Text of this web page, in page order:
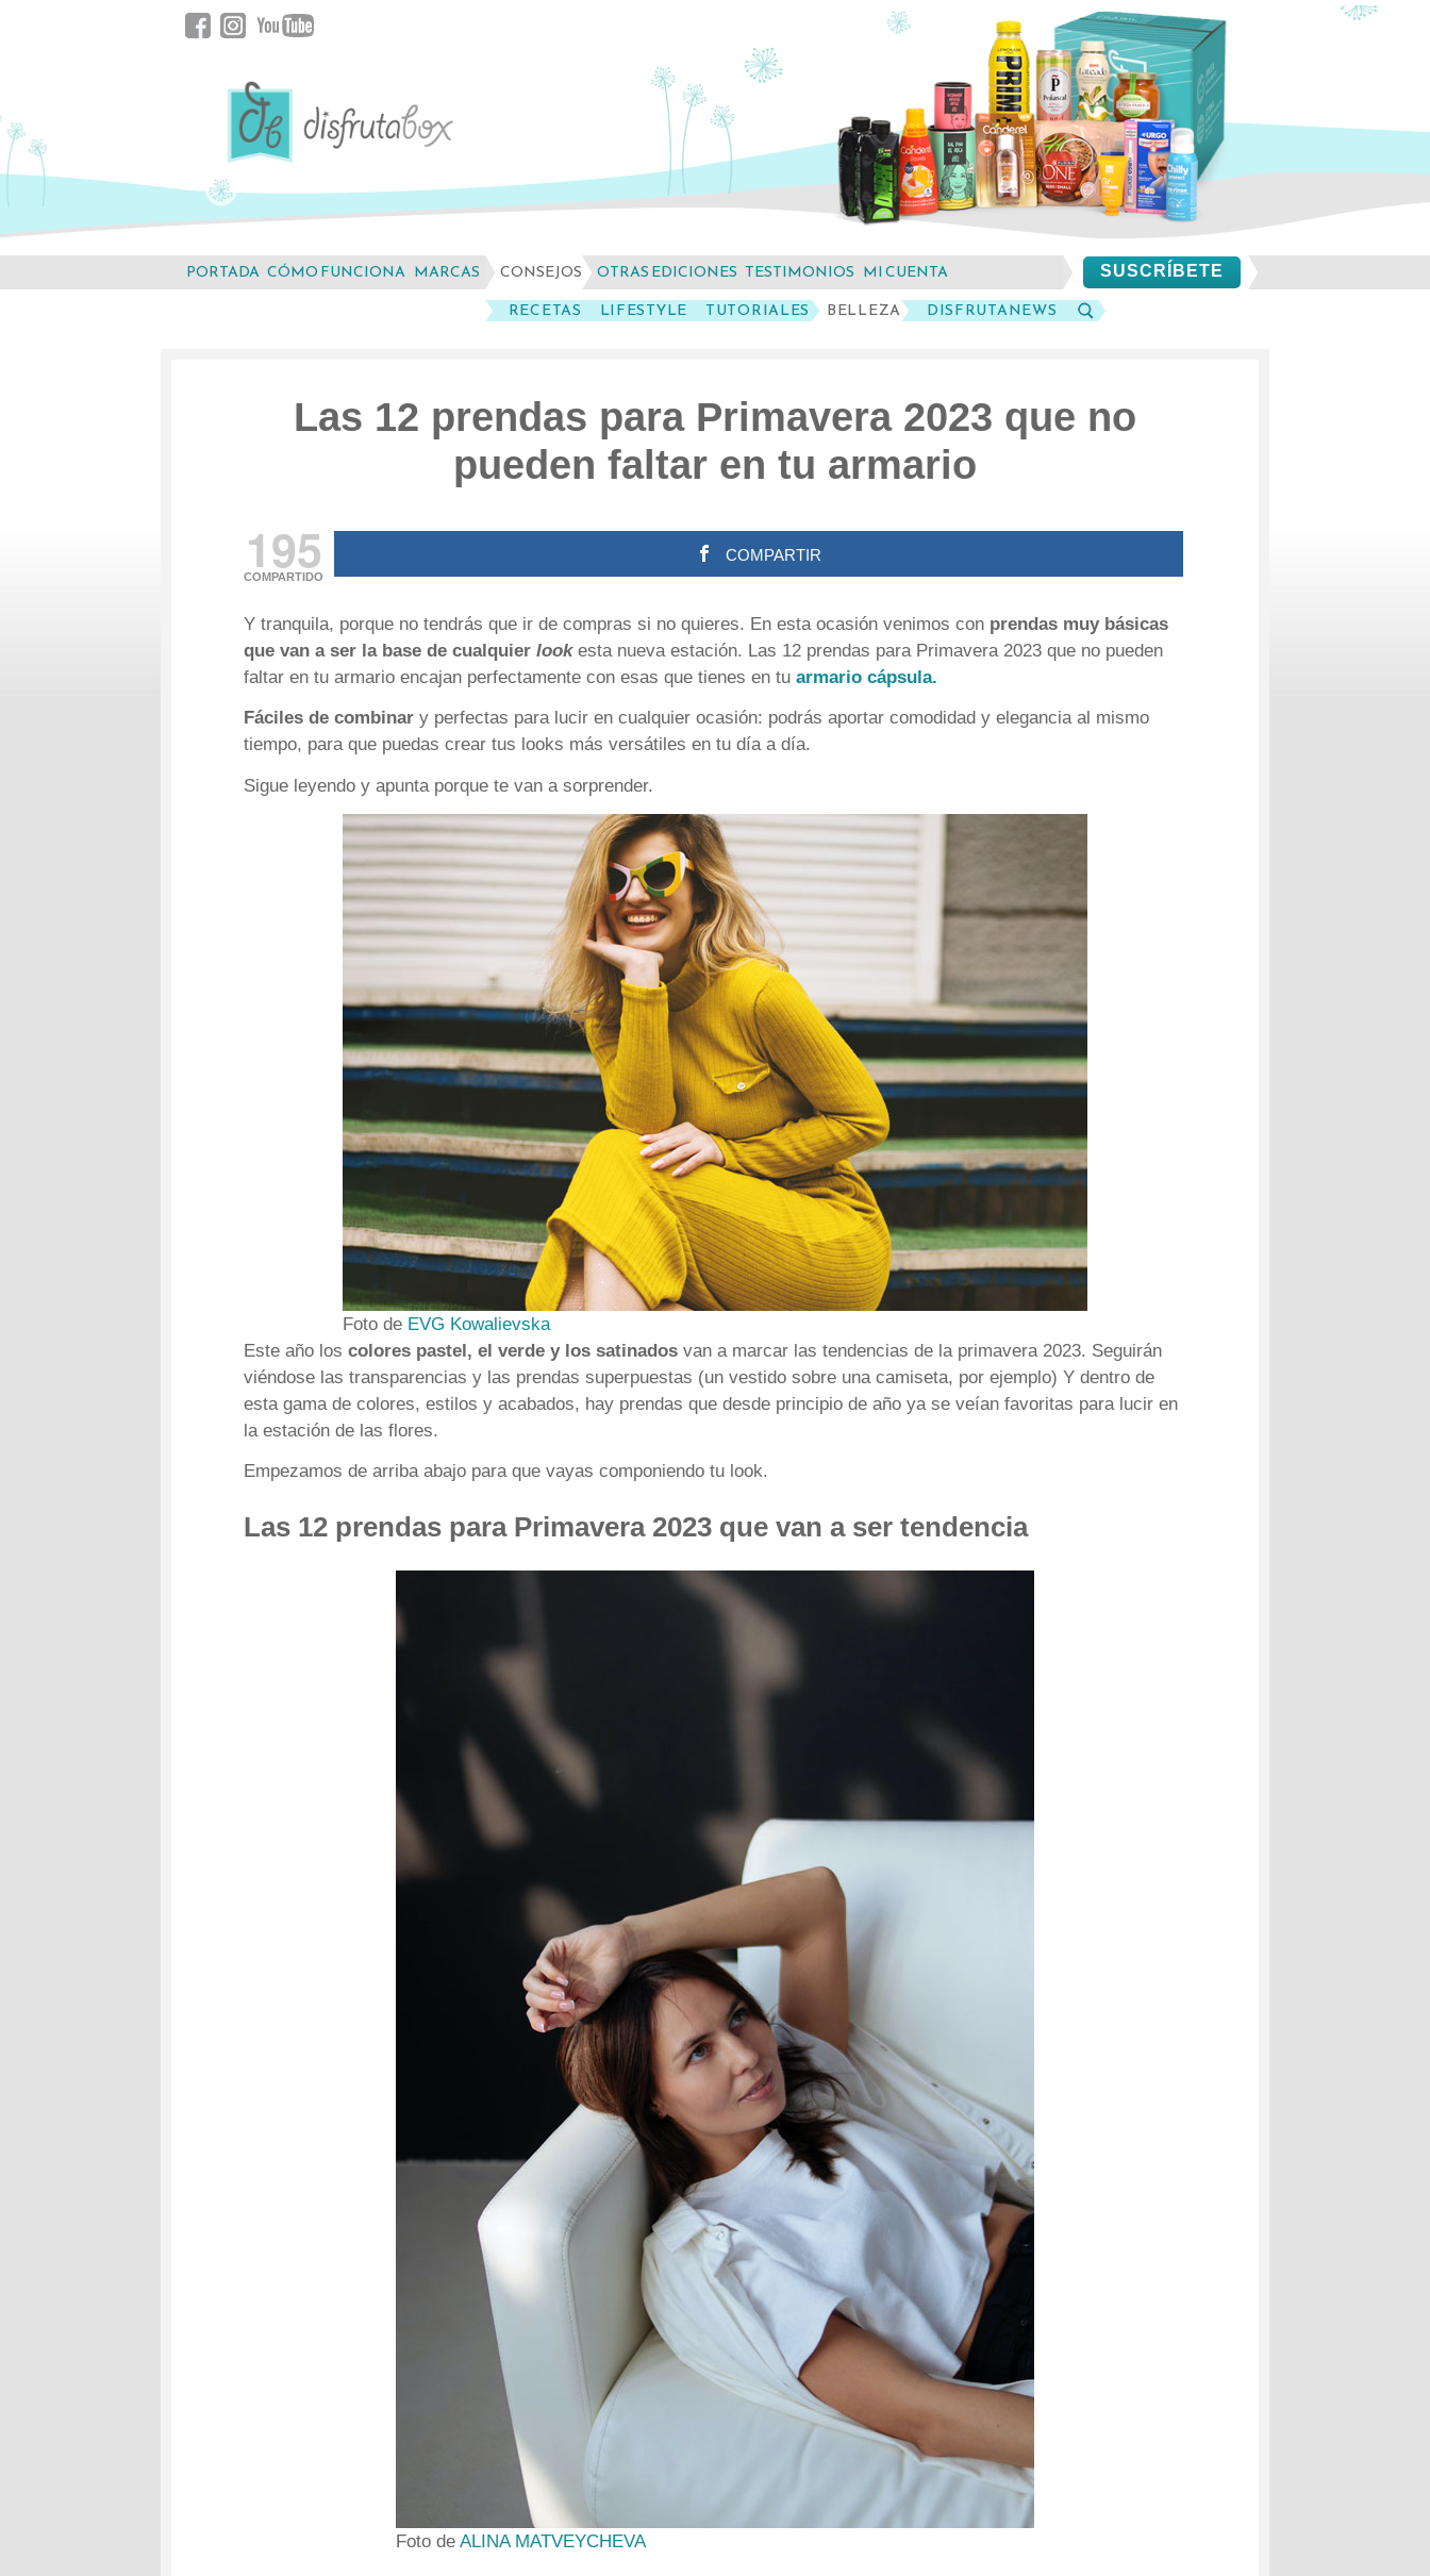
Facebook
Instagram
YouTube
SUSCRÍBETE
PORTADA CÓMO FUNCIONA MARCAS
CONSEJOS
RECETAS
LIFESTYLE TUTORIALES BELLEZA
DISFRUTANEWS
OTRAS EDICIONES TESTIMONIOS MI CUENTA
Las 12 prendas para Primavera 2023 que no
pueden faltar en tu armario
195
COMPARTIDO
COMPARTIR
Y tranquila, porque no tendrás que ir de compras si no quieres. En esta ocasión venimos con prendas muy básicas
que van a ser la base de cualquierlook esta nueva estación. Las 12 prendas para Primavera 2023 que no pueden
faltar en tu armario encajan perfectamente con esas que tienes en tuarmario cápsula.
Fáciles de combinary perfectas para lucir en cualquier ocasión: podrás aportar comodidad y elegancia al mismo
tiempo, para que puedas crear tus looks más versátiles en tu día a día.
Sigue leyendo y apunta porque te van a sorprender.
Foto de EVG Kowalievska
Este año loscolores pastel, el verde y los satinadosvan a marcar las tendencias de la primavera 2023. Seguirán
viéndose las transparencias y las prendas superpuestas (un vestido sobre una camiseta, por ejemplo) Y dentro de
esta gama de colores, estilos y acabados, hay prendas que desde principio de año ya se veían favoritas para lucir en
la estación de las flores.
Empezamos de arriba abajo para que vayas componiendo tu look.
Las 12 prendas para Primavera 2023 que van a ser tendencia
Foto de ALINA MATVEYCHEVA